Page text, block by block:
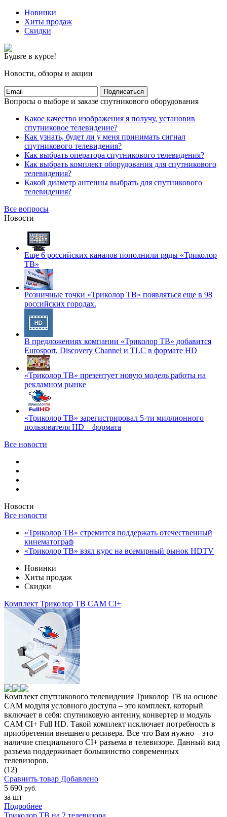
Новинки
Хиты продаж
Скидки
Будьте в курсе!
Новости, обзоры и акции
Подписаться
Вопросы о выборе и заказе спутникового оборудования
Какое качество изображения я получу, установив
спутниковое телевидение?
Как узнать, будет ли у меня принимать сигнал
спутникового телевидения?
Как выбрать оператора спутникового телевидения?
Как выбрать комплект оборудования для спутникового
телевидения?
Какой диаметр антенны выбрать для спутникового
телевидения?
Все вопросы
Новости
Еще 6 российских каналов пополнили ряды «Триколор
ТВ»
Розничные точки «Триколор ТВ» появляться еще в 98
российских городах.
В предложениях компании «Триколор ТВ» добавится
Eurosport, Discovery Channel и TLC в формате HD
«Триколор ТВ» презентует новую модель работы на
рекламном рынке
«Триколор ТВ» зарегистрировал 5-ти миллионного
пользователя HD – формата
Все новости
Новости
Все новости
«Триколор ТВ» стремится поддержать отечественный
кинематограф
«Триколор ТВ» взял курс на всемирный рынок HDTV
Новинки
Хиты продаж
Скидки
Комплект Триколор ТВ CAM CI+
Комплект спутникового телевидения Триколор ТВ на основе
CAM модуля условного доступа – это комплект, который
включает в себя: спутниковую антенну, конвертер и модуль
CAM CI+ Full HD. Такой комплект исключает потребность в
приобретении внешнего ресивера. Все что Вам нужно – это
наличие специального CI+ разъема в телевизоре. Данный вид
разъема поддерживает большинство современных
телевизоров.
(12)
Сравнить товар Добавлено
5 690 руб.
за шт
Подробнее
Триколор ТВ на 2 телевизора